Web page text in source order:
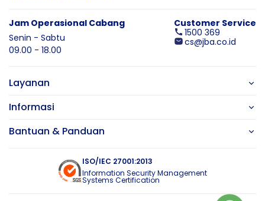
Jam Operasional Cabang
Senin - Sabtu
09.00 - 18.00
Customer Service
1500 369
cs@jba.co.id
Layanan
Informasi
Bantuan & Panduan
ISO/IEC 27001:2013
Information Security Management
Systems Certification